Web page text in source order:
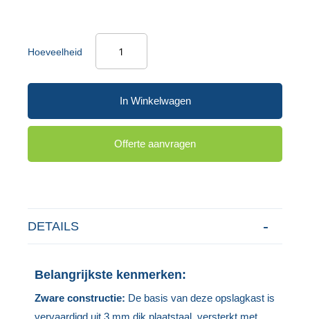
Hoeveelheid
In Winkelwagen
Offerte aanvragen
DETAILS
Belangrijkste kenmerken:
Zware constructie: De basis van deze opslagkast is
vervaardigd uit 3 mm dik plaatstaal, versterkt met